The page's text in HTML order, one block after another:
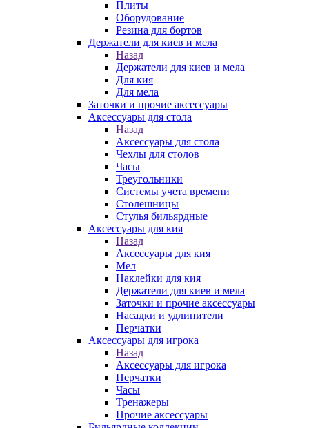
Плиты
Оборудование
Резина для бортов
Держатели для киев и мела
Назад
Держатели для киев и мела
Для кия
Для мела
Заточки и прочие аксессуары
Аксессуары для стола
Назад
Аксессуары для стола
Чехлы для столов
Часы
Треугольники
Системы учета времени
Столешницы
Стулья бильярдные
Аксессуары для кия
Назад
Аксессуары для кия
Мел
Наклейки для кия
Держатели для киев и мела
Заточки и прочие аксессуары
Насадки и удлинители
Перчатки
Аксессуары для игрока
Назад
Аксессуары для игрока
Перчатки
Часы
Тренажеры
Прочие аксессуары